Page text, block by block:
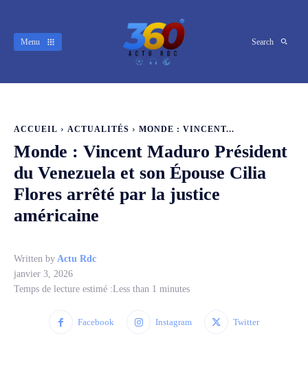
Menu Search
ACCUEIL ACTUALITÉS MONDE : VINCENT...
Monde : Vincent Maduro Président
du Venezuela et son Épouse Cilia
Flores arrêté par la justice
américaine
Written by Actu Rdc
janvier 3, 2026
Temps de lecture estimé :Less than 1 minutes
Facebook Instagram Twitter